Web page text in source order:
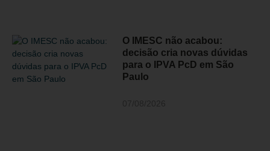
O IMESC não acabou:
decisão cria novas dúvidas
para o IPVA PcD em São
Paulo